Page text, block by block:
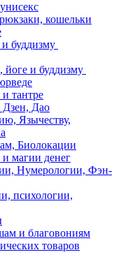
кошельки
буддизму
йоге и буддизму
тантре
Дзен, Дао
Язычеству,
Биолокации
магии денег
Нумерологии, Фэн-
психологии,
и благовониям
товаров